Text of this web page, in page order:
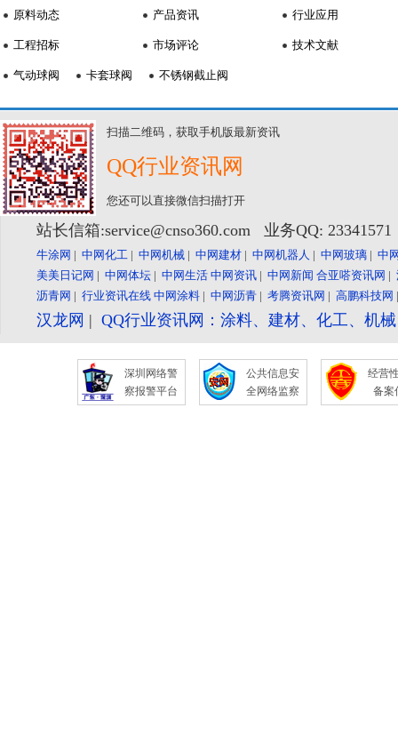
原料动态
工程招标
产品资讯
市场评论
行业应用
技术文献
气动球阀 卡套球阀 不锈钢截止阀
扫描二维码，获取手机版最新资讯
QQ行业资讯网
您还可以直接微信扫描打开
站长信箱:service@cnso360.com 业务QQ:
牛涂网 | 中网化工 | 中网机械 | 中网建材 | 中网机器人 | 中网玻璃 | 中
美美日记网 | 中网体坛 | 中网生活 中网资讯 | 中网新闻 合亚嗒资讯网 |
沥青网 | 行业资讯在线 中网涂料 | 中网沥青 | 考腾资讯网 | 高鹏科技网
汉龙网 | QQ行业资讯网：涂料、建材、化工、机
深圳网络警
察报警平台
公共信息安
全网络监察
经营
备案